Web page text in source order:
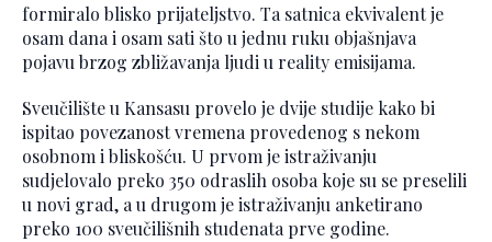
formiralo blisko prijateljstvo. Ta satnica ekvivalent je
osam dana i osam sati što u jednu ruku objašnjava
pojavu brzog zbližavanja ljudi u reality emisijama.
Sveučilište u Kansasu provelo je dvije studije kako bi
ispitao povezanost vremena provedenog s nekom
osobnom i bliskošću. U prvom je istraživanju
sudjelovalo preko 350 odraslih osoba koje su se preselili
u novi grad, a u drugom je istraživanju anketirano
preko 100 sveučilišnih studenata prve godine.